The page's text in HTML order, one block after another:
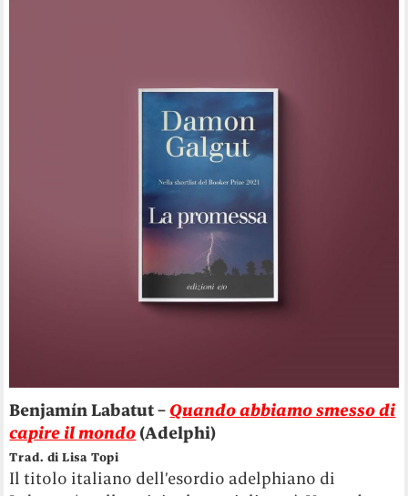
Benjamín Labatut – Quando abbiamo smesso di
capire il mondo (Adelphi)
Trad. di Lisa Topi
Il titolo italiano dell’esordio adelphiano di